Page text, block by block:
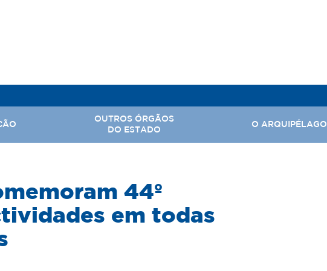
Parlamentares e Comunicação Social
Território
OUTROS ÓRGÃOS
DO ESTADO
O ARQUIPÉLAGO
44º
em todas